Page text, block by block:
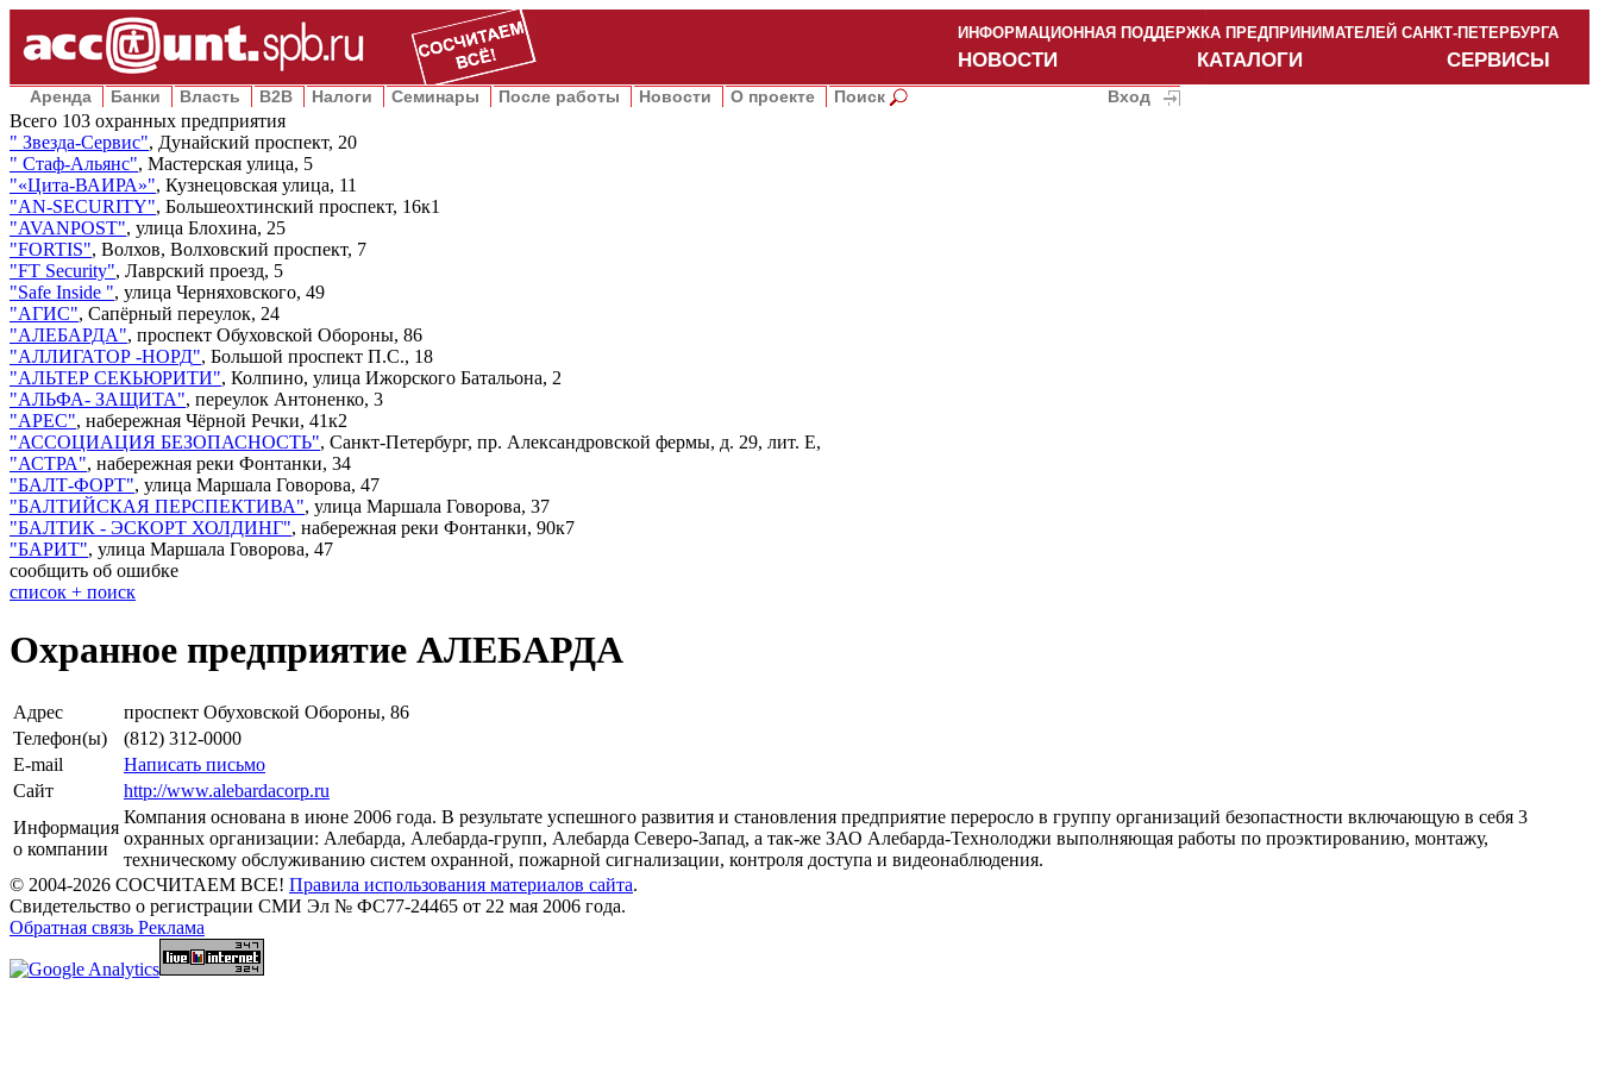
ИНФОРМАЦИОННАЯ ПОДДЕРЖКА ПРЕДПРИНИМАТЕЛЕЙ САНКТ-ПЕТЕРБУРГА
НОВОСТИ КАТАЛОГИ СЕРВИСЫ
Аренда Банки Власть B2B Налоги Семинары После работы Новости О проекте Поиск Вход
Всего 103 охранных предприятия
" Звезда-Сервис", Дунайский проспект, 20
" Стаф-Альянс", Мастерская улица, 5
"«Цита-ВАИРА»", Кузнецовская улица, 11
"AN-SECURITY", Большеохтинский проспект, 16к1
"AVANPOST", улица Блохина, 25
"FORTIS", Волхов, Волховский проспект, 7
"FT Security", Лаврский проезд, 5
"Safe Inside ", улица Черняховского, 49
"АГИС", Сапёрный переулок, 24
"АЛЕБАРДА", проспект Обуховской Обороны, 86
"АЛЛИГАТОР -НОРД", Большой проспект П.С., 18
"АЛЬТЕР СЕКЬЮРИТИ", Колпино, улица Ижорского Батальона, 2
"АЛЬФА- ЗАЩИТА", переулок Антоненко, 3
"АРЕС", набережная Чёрной Речки, 41к2
"АССОЦИАЦИЯ БЕЗОПАСНОСТЬ", Санкт-Петербург, пр. Александровской фермы, д. 29, лит. Е,
"АСТРА", набережная реки Фонтанки, 34
"БАЛТ-ФОРТ", улица Маршала Говорова, 47
"БАЛТИЙСКАЯ ПЕРСПЕКТИВА", улица Маршала Говорова, 37
"БАЛТИК - ЭСКОРТ ХОЛДИНГ", набережная реки Фонтанки, 90к7
"БАРИТ", улица Маршала Говорова, 47
сообщить об ошибке
cписок + поиск
Охранное предприятие АЛЕБАРДА
Адрес
проспект Обуховской Обороны, 86
Телефон(ы)
(812) 312-0000
E-mail
Написать письмо
Сайт
http://www.alebardacorp.ru
Информация
о компании
Компания основана в июне 2006 года. В результате успешного развития и становления предприятие переросло в группу организаций безопастности включающую в себя 3
охранных организации: Алебарда, Алебарда-групп, Алебарда Северо-Запад, а так-же ЗАО Алебарда-Технолоджи выполняющая работы по проэктированию, монтажу,
техническому обслуживанию систем охранной, пожарной сигнализации, контроля доступа и видеонаблюдения.
© 2004-2026 СОСЧИТАЕМ ВСЕ! Правила использования материалов сайта.
Свидетельство о регистрации СМИ Эл № ФС77-24465 от 22 мая 2006 года.
Обратная связь Реклама